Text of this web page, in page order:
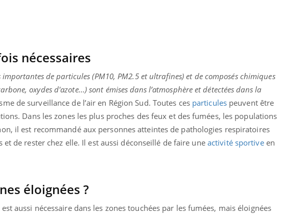
nécessaires
de particules (PM10, PM2.5 et ultrafines) et de composés chimiques
oxydes d'azote...) sont émises dans l’atmosphère et détectées dans la
de surveillance de l’air en Région Sud. Toutes ces particulespeuvent être
Dans les zones les plus proches des feux et des fumées, les populations
il est recommandé aux personnes atteintes de pathologies respiratoires
de rester chez elle. Il est aussi déconseillé de faire une activité sportiveen
éloignées ?
aussi nécessaire dans les zones touchées par les fumées, mais éloignées